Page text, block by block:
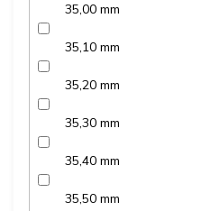
35,00 mm
35,10 mm
35,20 mm
35,30 mm
35,40 mm
35,50 mm